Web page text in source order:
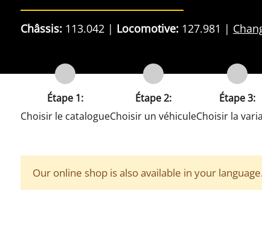
Châssis: 113.042 Locomotive: 127.981
Étape 1:
Choisir le catalogue
Étape 2:
Choisir un véhicule
Étape 3:
Choisir la
Our online shop is also available in your language.